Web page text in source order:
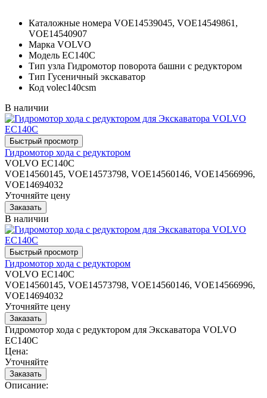
Каталожные номера VOE14539045, VOE14549861,
VOE14540907
Марка VOLVO
Модель EC140C
Тип узла Гидромотор поворота башни с редуктором
Тип Гусеничный экскаватор
Код volec140csm
В наличии
Гидромотор хода с редуктором
VOLVO EC140C
VOE14560145, VOE14573798, VOE14560146, VOE14566996,
VOE14694032
Уточняйте цену
В наличии
Гидромотор хода с редуктором
VOLVO EC140C
VOE14560145, VOE14573798, VOE14560146, VOE14566996,
VOE14694032
Уточняйте цену
Гидромотор хода с редуктором для Экскаватора VOLVO
EC140C
Цена:
Уточняйте
Описание: